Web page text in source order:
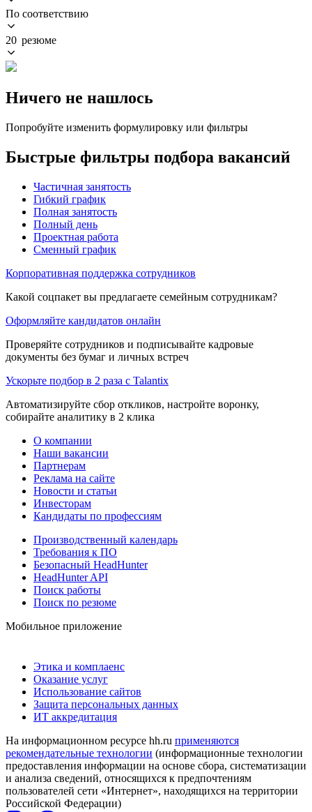
По соответствию
20 резюме
Ничего не нашлось
Попробуйте изменить формулировку или фильтры
Быстрые фильтры подбора вакансий
Частичная занятость
Гибкий график
Полная занятость
Полный день
Проектная работа
Сменный график
Корпоративная поддержка сотрудников
Какой соцпакет вы предлагаете семейным сотрудникам?
Оформляйте кандидатов онлайн
Проверяйте сотрудников и подписывайте кадровые
документы без бумаг и личных встреч
Ускорьте подбор в 2 раза с Talantix
Автоматизируйте сбор откликов, настройте воронку,
собирайте аналитику в 2 клика
О компании
Наши вакансии
Партнерам
Реклама на сайте
Новости и статьи
Инвесторам
Кандидаты по профессиям
Производственный календарь
Требования к ПО
Безопасный HeadHunter
HeadHunter API
Поиск работы
Поиск по резюме
Мобильное приложение
Этика и комплаенс
Оказание услуг
Использование сайтов
Защита персональных данных
ИТ аккредитация
На информационном ресурсе hh.ru применяются
рекомендательные технологии (информационные технологии
предоставления информации на основе сбора, систематизации
и анализа сведений, относящихся к предпочтениям
пользователей сети «Интернет», находящихся на территории
Российской Федерации)